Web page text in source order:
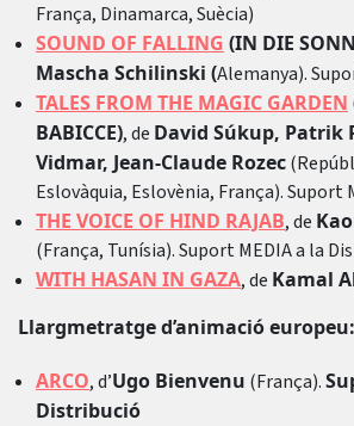
França, Dinamarca, Suècia)
SOUND OF FALLING (IN DIE
Mascha Schilinski (Alemanya).
TALES FROM THE MAGIC GARDEN
BABICCE), de David Súkup, Patrik
Vidmar, Jean-Claude Rozec
Eslovàquia, Eslovènia, França). Suport
THE VOICE OF HIND RAJAB, de
(França, Tunísia). Suport MEDIA a la
WITH HASAN IN GAZA, de Kamal
Llargmetratge d’animació europeu:
ARCO, d’Ugo Bienvenu (França).
Distribució